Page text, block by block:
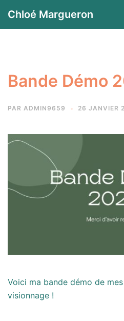
auChloé Margueron
Bande Démo
PAR ADMIN9659 26 JANVIER
Voici ma bande démo de
visionnage !